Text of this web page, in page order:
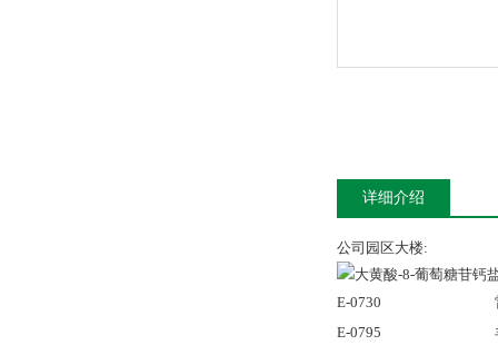
详细介绍
公司园区大楼:
E-0730
E-0795